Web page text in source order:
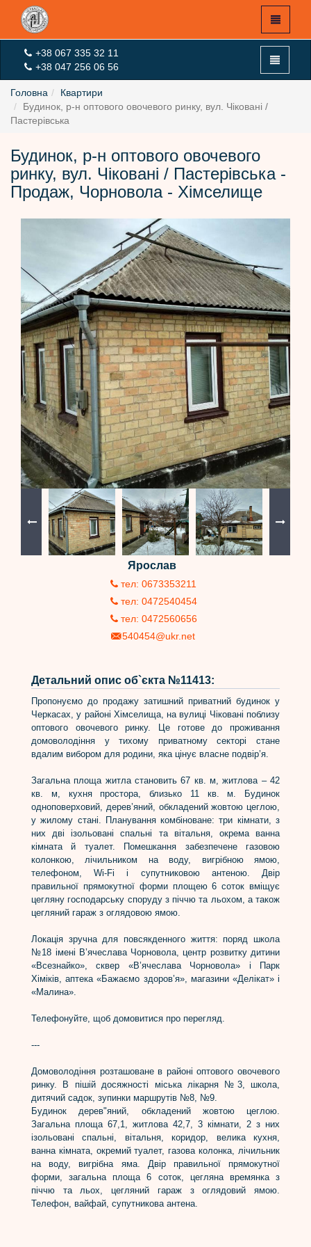
Головна
Експертна оцінка
Оцінка On-Line
Вхід
+38 067 335 32 11
+38 047 256 06 56
Головна
Квартири
Будинок, р-н оптового овочевого ринку, вул. Чіковані /
Пастерівська
Будинок, р-н оптового овочевого
ринку, вул. Чіковані / Пастерівська -
Продаж, Чорновола - Хімселище
Ярослав
тел: 0673353211
тел: 0472540454
тел: 0472560656
540454@ukr.net
Детальний опис об`єкта №11413:
Пропонуємо до продажу затишний приватний будинок у
Черкасах, у районі Хімселища, на вулиці Чіковані поблизу
оптового овочевого ринку. Це готове до проживання
домоволодіння у тихому приватному секторі стане
вдалим вибором для родини, яка цінує власне подвір’я.
Загальна площа житла становить 67 кв. м, житлова – 42
кв. м, кухня простора, близько 11 кв. м. Будинок
одноповерховий, дерев’яний, обкладений жовтою цеглою,
у жилому стані. Планування комбіноване: три кімнати, з
них дві ізольовані спальні та вітальня, окрема ванна
кімната й туалет. Помешкання забезпечене газовою
колонкою, лічильником на воду, вигрібною ямою,
телефоном, Wi-Fi і супутниковою антеною. Двір
правильної прямокутної форми площею 6 соток вміщує
цегляну господарську споруду з піччю та льохом, а також
цегляний гараж з оглядовою ямою.
Локація зручна для повсякденного життя: поряд школа
№18 імені В’ячеслава Чорновола, центр розвитку дитини
«Всезнайко», сквер «В’ячеслава Чорновола» і Парк
Хіміків, аптека «Бажаємо здоров’я», магазини «Делікат» і
«Малина».
Телефонуйте, щоб домовитися про перегляд.
---
Домоволодіння розташоване в районі оптового овочевого
ринку. В пішій досяжності міська лікарня №3, школа,
дитячий садок, зупинки маршрутів №8, №9.
Будинок дерев"яний, обкладений жовтою цеглою.
Загальна площа 67,1, житлова 42,7, 3 кімнати, 2 з них
ізольовані спальні, вітальня, коридор, велика кухня,
ванна кімната, окремий туалет, газова колонка, лічильник
на воду, вигрібна яма. Двір правильної прямокутної
форми, загальна площа 6 соток, цегляна времянка з
піччю та льох, цегляний гараж з оглядовий ямою.
Телефон, вайфай, супутникова антена.